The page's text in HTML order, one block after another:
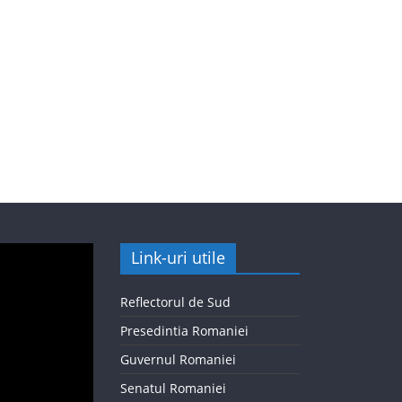
Link-uri utile
Reflectorul de Sud
Presedintia Romaniei
Guvernul Romaniei
Senatul Romaniei